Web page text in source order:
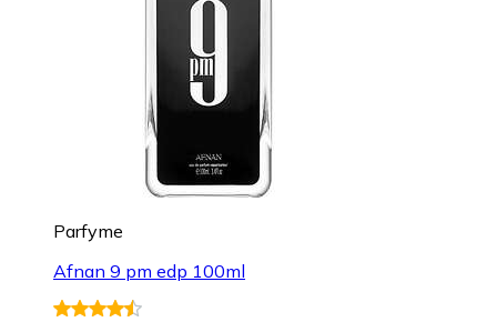
Parfyme
Afnan 9 pm edp 100ml